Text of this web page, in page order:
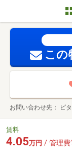
この
お問い合わせ先 ピ
賃料
4.05万円 / 管理費